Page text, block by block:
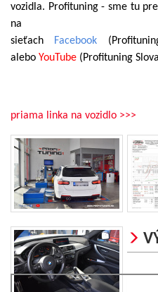
vozidla. Profituning - sme tu
na
sieťach
Facebook
alebo YouTube (Profituning
priama linka na vozidlo >>>